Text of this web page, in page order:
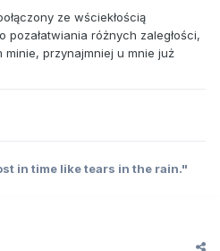
ze wściekłością
różnych zaległości,
przynajmniej u mnie już
in time like tears in the rain."